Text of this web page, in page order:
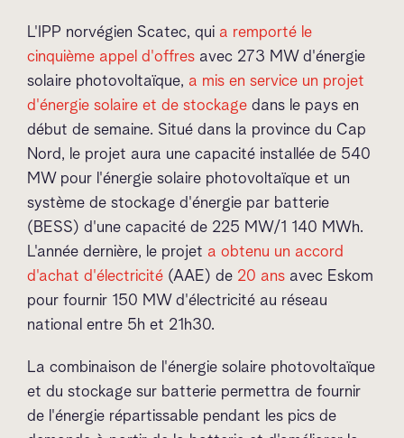
L'IPP norvégien Scatec, qui a remporté le
cinquième appel d'offres avec 273 MW d'énergie
solaire photovoltaïque, a mis en service un projet
d'énergie solaire et de stockage dans le pays en
début de semaine. Situé dans la province du Cap
Nord, le projet aura une capacité installée de 540
MW pour l'énergie solaire photovoltaïque et un
système de stockage d'énergie par batterie
(BESS) d'une capacité de 225 MW/1 140 MWh.
L'année dernière, le projet a obtenu un accord
d'achat d'électricité (AAE) de 20 ans avec Eskom
pour fournir 150 MW d'électricité au réseau
national entre 5h et 21h30.
La combinaison de l'énergie solaire photovoltaïque
et du stockage sur batterie permettra de fournir
de l'énergie répartissable pendant les pics de